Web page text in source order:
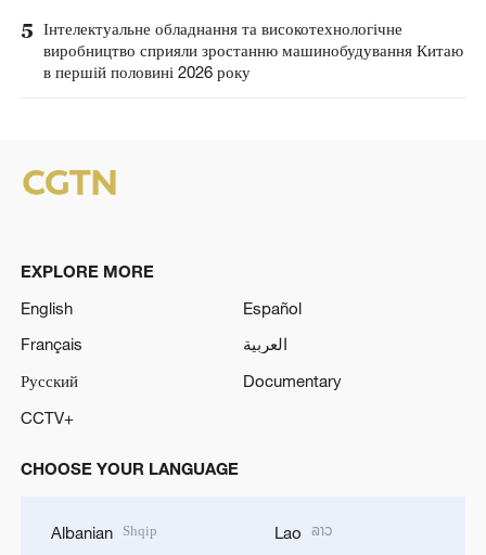
5 Інтелектуальне обладнання та високотехнологічне
виробництво сприяли зростанню машинобудування Китаю
в першій половині 2026 року
EXPLORE MORE
English
Español
Français
العربية
Русский
Documentary
CCTV+
CHOOSE YOUR LANGUAGE
Albanian Shqip Lao ລາວ